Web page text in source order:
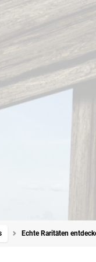
Echte Raritäten